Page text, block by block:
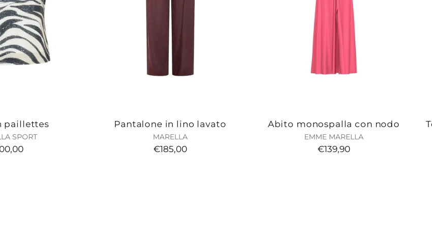
paillettes
SPORT
Pantalone in lino lavato
MARELLA
€185,00
Abito monospalla con nodo
EMME MARELLA
€139,90